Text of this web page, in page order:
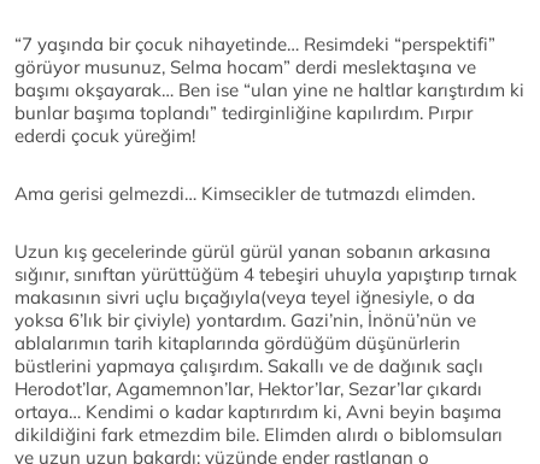
“7 yaşında bir çocuk nihayetinde… Resimdeki “perspektifi”
görüyor musunuz, Selma hocam” derdi meslektaşına ve
başımı okşayarak… Ben ise “ulan yine ne haltlar karıştırdım ki
bunlar başıma toplandı” tedirginliğine kapılırdım. Pırpır
ederdi çocuk yüreğim!
Ama gerisi gelmezdi… Kimsecikler de tutmazdı elimden.
Uzun kış gecelerinde gürül gürül yanan sobanın arkasına
sığınır, sınıftan yürüttüğüm 4 tebeşiri uhuyla yapıştırıp tırnak
makasının sivri uçlu bıçağıyla(veya teyel iğnesiyle, o da
yoksa 6’lık bir çiviyle) yontardım. Gazi’nin, İnönü’nün ve
ablalarımın tarih kitaplarında gördüğüm düşünürlerin
büstlerini yapmaya çalışırdım. Sakallı ve de dağınık saçlı
Herodot’lar, Agamemnon’lar, Hektor’lar, Sezar’lar çıkardı
ortaya… Kendimi o kadar kaptırırdım ki, Avni beyin başıma
dikildiğini fark etmezdim bile. Elimden alırdı o biblomsuları
ve uzun uzun bakardı; yüzünde ender rastlanan o